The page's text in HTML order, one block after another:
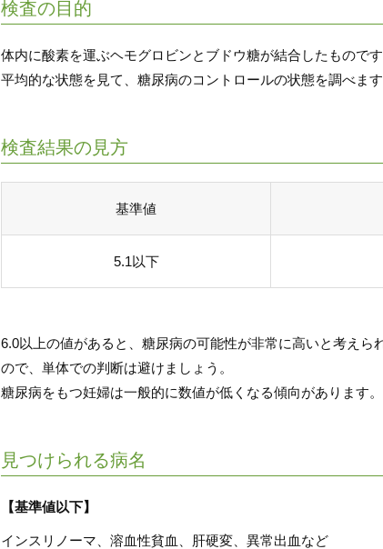
検査の目的
体内に酸素を運ぶヘモグロビンとブドウ糖が結合したもので
平均的な状態を見て、糖尿病のコントロールの状態を調べます
検査結果の見方
基準値
5.1以下
6.0以上の値があると、糖尿病の可能性が非常に高いと考え
ので、単体での判断は避けましょう。
糖尿病をもつ妊婦は一般的に数値が低くなる傾向があります。
見つけられる病名
【基準値以下】
インスリノーマ、溶血性貧血、肝硬変、異常出血など